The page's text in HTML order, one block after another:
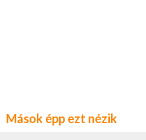
Mások épp ezt nézik